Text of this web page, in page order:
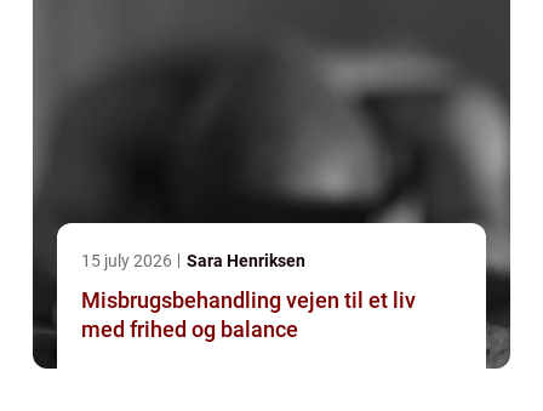
15 july 2026 Sara Henriksen
Misbrugsbehandling vejen til et liv
med frihed og balance